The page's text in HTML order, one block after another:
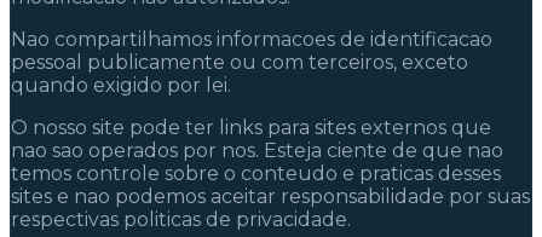
Nao compartilhamos informacoes de identificacao
pessoal publicamente ou com terceiros, exceto
quando exigido por lei.
O nosso site pode ter links para sites externos que
nao sao operados por nos. Esteja ciente de que nao
temos controle sobre o conteudo e praticas desses
sites e nao podemos aceitar responsabilidade por suas
respectivas politicas de privacidade.